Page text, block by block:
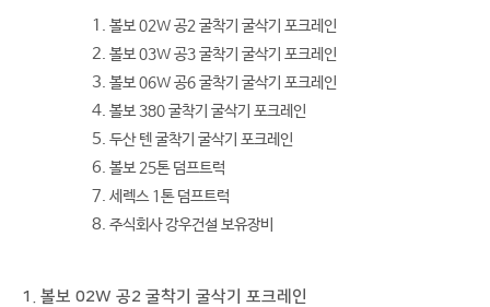
볼보 02W 공2 굴착기 굴삭기 포크레인
볼보 03W 공3 굴착기 굴삭기 포크레인
볼보 06W 공6 굴착기 굴삭기 포크레인
볼보 380 굴착기 굴삭기 포크레인
두산 텐 굴착기 굴삭기 포크레인
볼보 25톤 덤프트럭
세렉스 1톤 덤프트럭
주식회사 강우건설 보유장비
1. 볼보 02W 공2 굴착기 굴삭기 포크레인